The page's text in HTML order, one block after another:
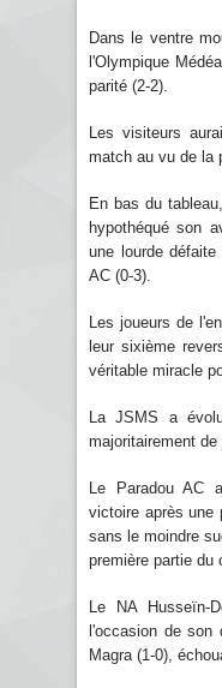
Dans le ventre
l'Olympique
parité (2-2).
Les visiteurs
match au vu de la
En bas du
hypothéqué son
une lourde
AC (0-3).
Les joueurs de
leur sixième
véritable miracle
La JSMS a
majoritairement
Le Paradou AC
victoire après une
sans le moindre
première partie du
Le NA Husseïn-
l'occasion de son
Magra (1-0),